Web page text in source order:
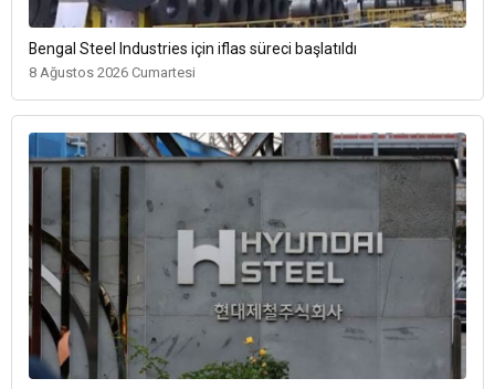
Bengal Steel Industries için iflas süreci başlatıldı
8 Ağustos 2026 Cumartesi